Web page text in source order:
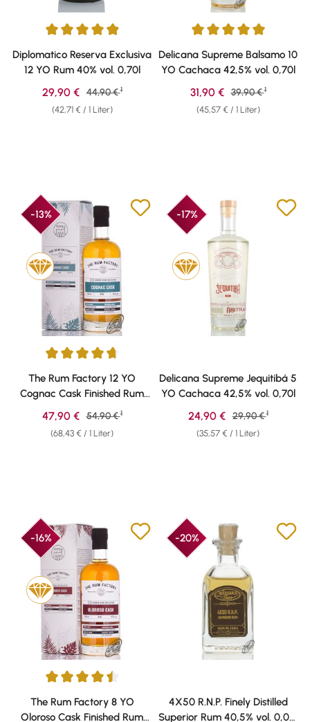
Durchschnittliche Bewertung von 4.9 von 5 Sternen
Diplomatico Reserva Exclusiva
12 YO Rum 40% vol. 0,70l
(42,71 € / 1 Liter)
Verkaufspreis:
29,90 € Regulärer Preis:
44,90 € 1
Durchschnittliche Bewertung
Delicana Supreme Balsamo 10
YO Cachaca 42,5% vol. 0,70l
(45,57 € / 1 Liter)
Verkaufspreis:
31,90 € Regulärer Preis:
39,90 € 1
-13%
Durchschnittliche Bewertung von 4.8 von 5 Sternen
The Rum Factory 12 YO
Cognac Cask Finished Rum
45% vol. 0,70l
(68,43 € / 1 Liter)
Verkaufspreis:
47,90 € Regulärer Preis:
54,90 € 1
-17%
Delicana Supreme Jequitibá 5
YO Cachaca 42,5% vol. 0,70l
(35,57 € / 1 Liter)
Verkaufspreis:
24,90 € Regulärer Preis:
29,90 € 1
-16%
Durchschnittliche Bewertung von 4.57 von 5 Sternen
The Rum Factory 8 YO
Oloroso Cask Finished Rum
-20%
4X50 R.N.P. Finely Distilled
Superior Rum 40,5% vol. 0,04l